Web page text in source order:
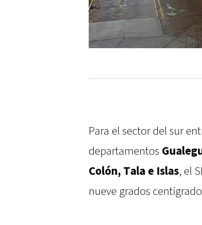
Para el sector del sur
departamentos
Colón, Tala e Islas, el
nueve grados